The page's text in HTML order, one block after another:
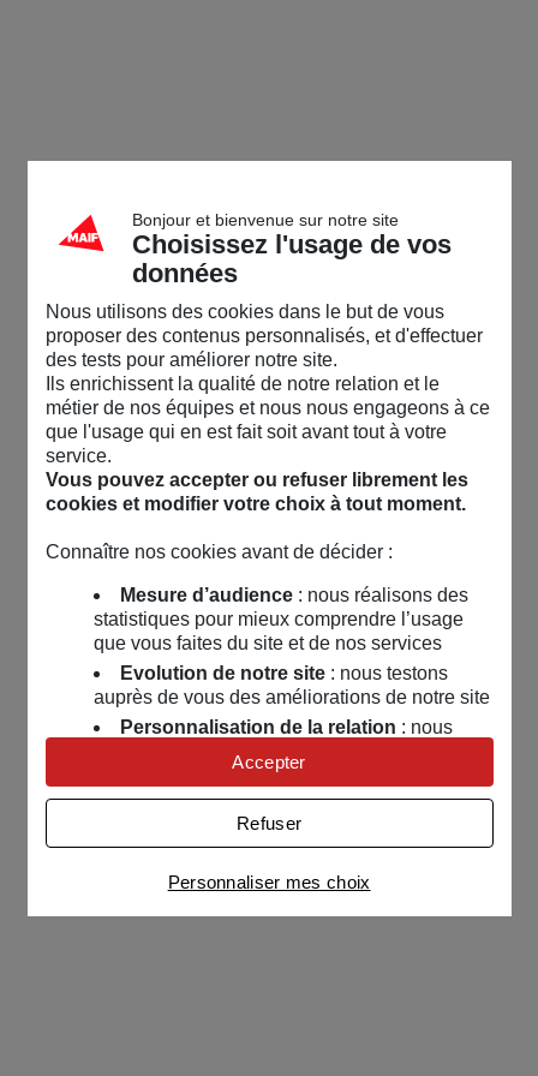
Bonjour et bienvenue sur notre site
Choisissez l'usage de vos
données
Nous utilisons des cookies dans le but de vous
proposer des contenus personnalisés, et d'effectuer
des tests pour améliorer notre site.
Ils enrichissent la qualité de notre relation et le
métier de nos équipes et nous nous engageons à ce
que l'usage qui en est fait soit avant tout à votre
service.
Vous pouvez accepter ou refuser librement les
cookies et modifier votre choix à tout moment.
Connaître nos cookies avant de décider :
Mesure d’audience: nous réalisons des
statistiques pour mieux comprendre l’usage
que vous faites du site et de nos services
Evolution de notre site: nous testons
auprès de vous des améliorations de notre site
Personnalisation de la relation : nous
nous servons de cookies pour adapter nos
contenus et personnaliser nos offres
Univers publicitaire: nous utilisons avec
nos partenaires des cookies pour afficher des
publicités personnalisées
Connaître notre politique cookies et la liste de nos
partenaires
Personnaliser mes choix
Refuser
Accepter